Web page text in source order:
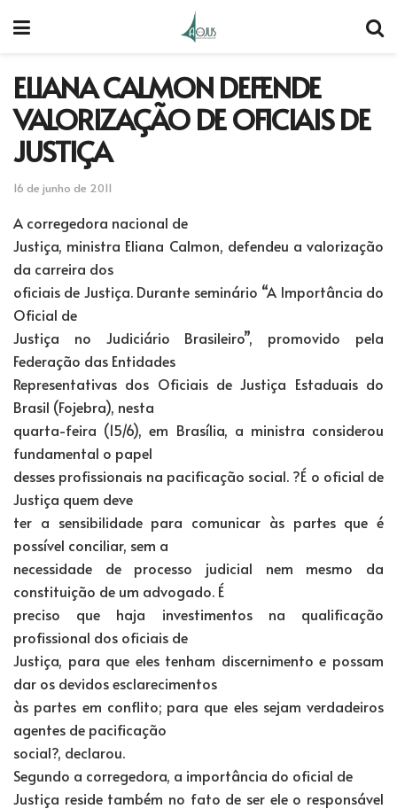
ELIANA CALMON DEFENDE
VALORIZAÇÃO DE OFICIAIS DE
JUSTIÇA
16 de junho de 2011
A corregedora nacional de
Justiça, ministra Eliana Calmon, defendeu a valorização
da carreira dos
oficiais de Justiça. Durante seminário “A Importância do
Oficial de
Justiça no Judiciário Brasileiro”, promovido pela
Federação das Entidades
Representativas dos Oficiais de Justiça Estaduais do
Brasil (Fojebra), nesta
quarta-feira (15/6), em Brasília, a ministra considerou
fundamental o papel
desses profissionais na pacificação social. ?É o oficial de
Justiça quem deve
ter a sensibilidade para comunicar às partes que é
possível conciliar, sem a
necessidade de processo judicial nem mesmo da
constituição de um advogado. É
preciso que haja investimentos na qualificação
profissional dos oficiais de
Justiça, para que eles tenham discernimento e possam
dar os devidos esclarecimentos
às partes em conflito; para que eles sejam verdadeiros
agentes de pacificação
social?, declarou.
Segundo a corregedora, a importância do oficial de
Justiça reside também no fato de ser ele o responsável